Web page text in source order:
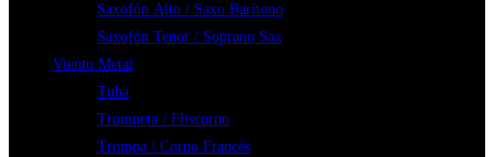
Saxofón Alto / Saxo Barítono
Saxofón Tenor / Soprano Sax
Viento Metal
Tuba
Trompeta / Fliscorno
Trompa / Corno Francés